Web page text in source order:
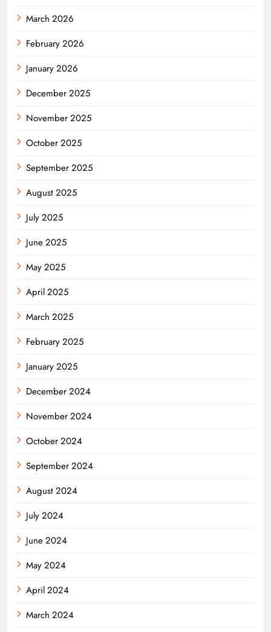
March 2026
February 2026
January 2026
December 2025
November 2025
October 2025
September 2025
August 2025
July 2025
June 2025
May 2025
April 2025
March 2025
February 2025
January 2025
December 2024
November 2024
October 2024
September 2024
August 2024
July 2024
June 2024
May 2024
April 2024
March 2024